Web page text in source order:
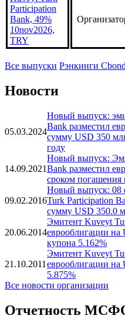
Participation
Bank, 49%
10nov2026,
TRY
Все выпуски Рэнкинги
Новости
05.03.2024
Новый выпуск:
Bank разместил
сумму USD 350
году
14.09.2021
Новый выпуск:
Bank разместил
сроком погашения
09.02.2016
Новый выпуск: 08
Turk Participation
сумму USD 350.0
20.06.2014
Эмитент Kuveyt
еврооблигации на
купона 5.162%
21.10.2011
Эмитент Kuveyt
еврооблигации на
5.875%
Все новости организации
Отчетность